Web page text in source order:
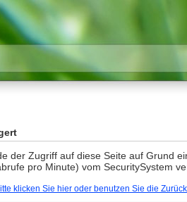
der Zugriff auf diese Seite auf Grund
pro Minute) vom SecuritySystem
klicken Sie hier oder benutzen Sie die